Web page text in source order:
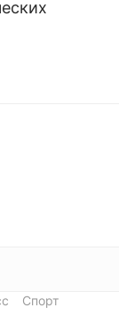
Спорт